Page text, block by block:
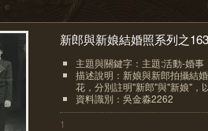
新郎與新娘結婚照系列之163
主題與關鍵字：主題:活動-婚事
描述說明：新娘與新郎拍攝結
花，分別註明"新郎"與"新娘"，
資料識別：吳金淼2262
1